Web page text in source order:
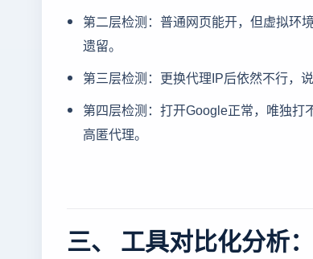
第二层检测：普通网页能开，但虚拟环
遗留。
第三层检测：更换代理IP后依然不行，
第四层检测：打开Google正常，唯独
高匿代理。
三、 工具对比化分析